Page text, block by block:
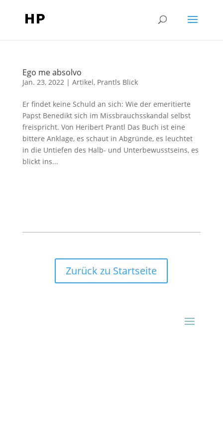
Ego me absolvo
Jan. 23, 2022| Artikel, Prantls Blick
Er findet keine Schuld an sich: Wie der emeritierte
Papst Benedikt sich im Missbrauchsskandal selbst
freispricht. Von Heribert Prantl Das Buch ist eine
bittere Anklage, es schaut in Abgründe, es leuchtet
in die Untiefen des Halb- und Unterbewusstseins, es
blickt ins...
Zurück zu Startseite